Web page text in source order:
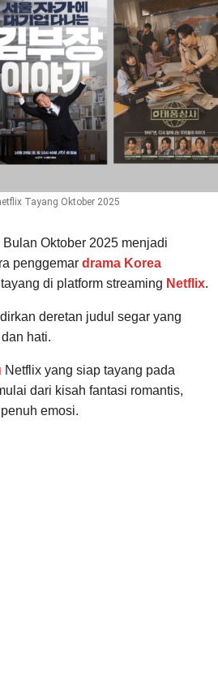
Tayang Oktober 2025
Bulan Oktober 2025 menjadi
penggemar drama Korea
di platform streaming Netflix.
deretan judul segar yang
hati.
Netflix yang siap tayang pada
dari kisah fantasi romantis,
emosi.